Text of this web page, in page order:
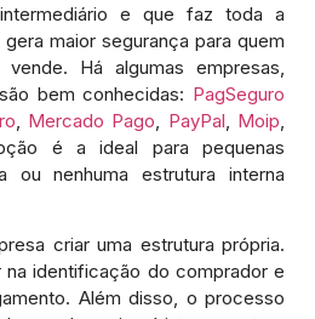
e que faz toda a
maior segurança para quem
Há algumas empresas,
bem conhecidas: PagSeguro
Mercado Pago PayPal Moip
é a ideal para pequenas
ou nenhuma estrutura interna
criar uma estrutura própria.
identificação do comprador e
Além disso, o processo